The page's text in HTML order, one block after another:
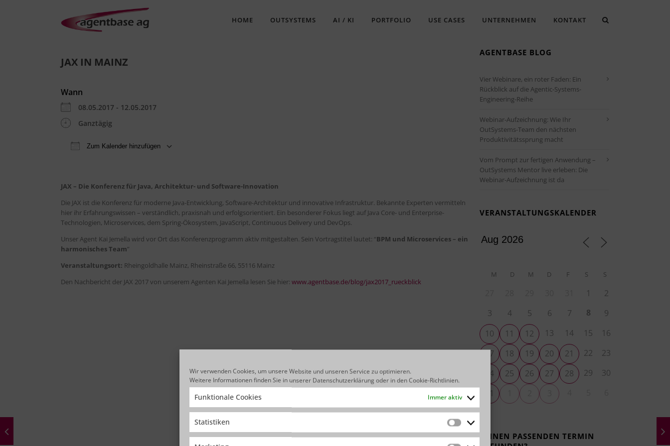
Wir verwenden Cookies, um unsere Website und unseren Service zu optimieren.
Weitere Informationen finden Sie in unserer Datenschutzerklärung oder in denCookie-Richtlinien.
Funktionale Cookies Immer aktiv
Statistiken Statistiken
HOME OUTSYSTEMS AI / KI PORTFOLIO USE CASES UNTERNEHMEN KONTAKT
JAX IN MAINZ
Wann
08.05.2017 - 12.05.2017
Ganztägig
Zum Kalender hinzufügen
Office 365
JAX – Die Konferenz für Java, Architektur- und Software-Innovation
Die JAX ist die Konferenz für moderne Java-Entwicklung, Software-Architektur und innovative Infrastruktur. Bekannte Experten vermitteln
hier ihr Erfahrungswissen – verständlich, praxisnah und erfolgsorientiert. Ein besonderer Fokus liegt auf Java Core- und Enterprise-
Technologien, Microservices, dem Spring-Ökosystem, JavaScript, Continuous Delivery und DevOps.
Unser Agent Kai Jemella wird vor Ort das Konferenzprogramm aktiv mitgestalten. Sein Vortragstitel lautet: “BPM und Microservices – ein
harmonisches Team”
Veranstaltungsort: Rheingoldhalle Mainz, Rheinstraße 66, 55116 Mainz
Den Nachbericht der JAX 2017 von unserem Agenten Kai Jemella lesen Sie hier: www.agentbase.de/blog/jax2017_rueckblick
AGENTBASE BLOG
Vier Webinare, ein roter Faden: Ein
Rückblick auf die Agentic-Systems-
Engineering-Reihe
Webinar-Aufzeichnung: Wie Ihr
OutSystems-Team den nächsten
Produktivitätssprung macht
Vom Prompt zur fertigen Anwendung –
OutSystems Mentor live erleben: Die
Webinar-Aufzeichnung ist da
VERANSTALTUNGSKALENDER
M D M D F S S
1
2
3
4 5 6 7 8
9
10
11 12 13 14 15
16
17
18 19 20 21 22
23
24
25 26 27 28 29
30
31
KEINEN PASSENDEN TERMIN